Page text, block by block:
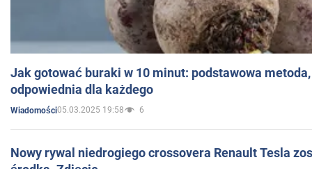
Jak gotować buraki w 10 minut: podstawowa
odpowiednia dla każdego
Wiadomości05.03.2025 19:58 6
Nowy rywal niedrogiego crossovera Renault Tesla